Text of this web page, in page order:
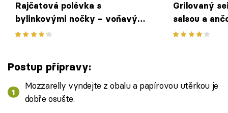
Rajčatová polévka s
bylinkovými nočky – voňavý
recept z čerstvých letních
Grilovaný
salsou a
specialita z
Postup přípravy:
Mozzarelly vyndejte z obalu a papírovou utěrkou je
dobře osušte.